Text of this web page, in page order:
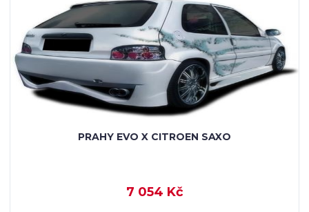
PRAHY EVO X CITROEN SAXO
7 054 Kč